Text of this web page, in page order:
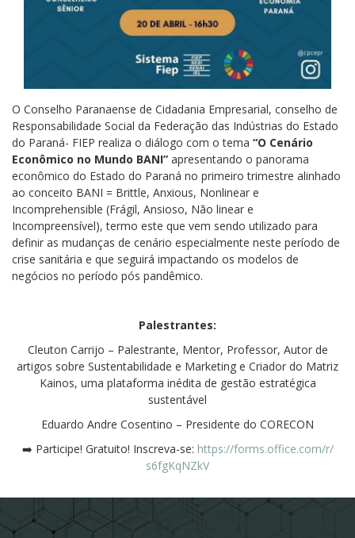
O Conselho Paranaense de Cidadania Empresarial, conselho de
Responsabilidade Social da Federação das Indústrias do Estado
do Paraná- FIEP realiza o diálogo com o tema “O Cenário
Econômico no Mundo BANI” apresentando o panorama
econômico do Estado do Paraná no primeiro trimestre alinhado
ao conceito BANI = Brittle, Anxious, Nonlinear e
Incomprehensible (Frágil, Ansioso, Não linear e
Incompreensível), termo este que vem sendo utilizado para
definir as mudanças de cenário especialmente neste período de
crise sanitária e que seguirá impactando os modelos de
negócios no período pós pandêmico.
Palestrantes:
Cleuton Carrijo – Palestrante, Mentor, Professor, Autor de
artigos sobre Sustentabilidade e Marketing e Criador do Matriz
Kainos, uma plataforma inédita de gestão estratégica
sustentável
Eduardo Andre Cosentino – Presidente do CORECON
➡️ Participe! Gratuito! Inscreva-se: https://forms.office.com/r/
s6fgKqNZkV